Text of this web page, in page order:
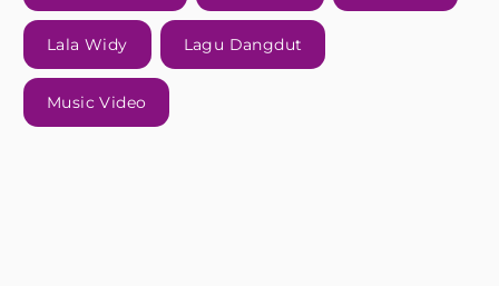
Lala Widy Lagu Dangdut
Music Video